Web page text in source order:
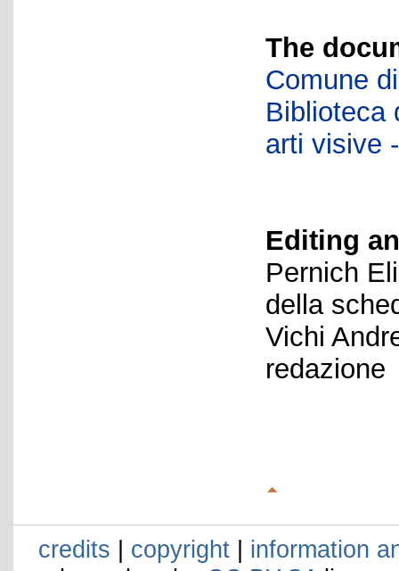
The
Comune
Biblioteca
arti visive
Editing
Pernich
della
Vichi
redazione
credits | copyright | information